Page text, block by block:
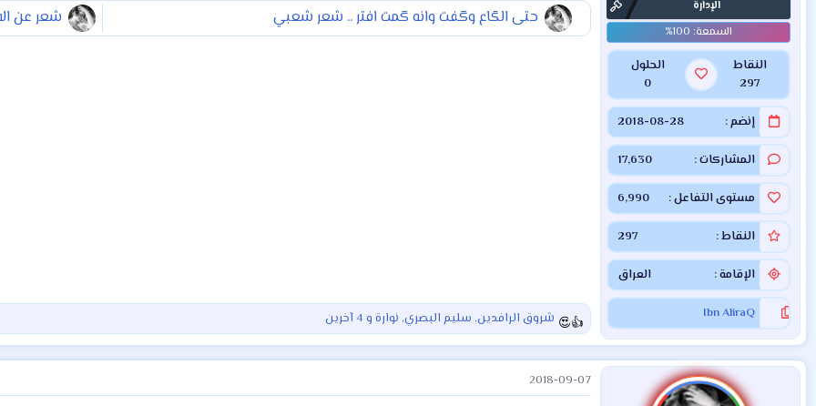
الإدارة
النقاط
297
الحلول
0
إنضم 2018-08-28
المشاركات 17,630
مستوى التفاعل 6,990
النقاط 297
الإقامة العراق
Ibn AliraQ
حتى الگاع وگفت وانه گمت افتر .. شعر شعبي شعر عن
ا
ل
ت
ف
ا
شروق الرافدين, سليم البصري, نوارة و 4 آخرين
2018-09-07